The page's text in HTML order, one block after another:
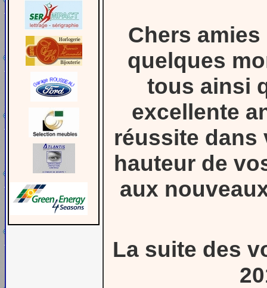
Chers
quelques
tous ainsi
excellente
réussite dans
hauteur de
aux
La suite des